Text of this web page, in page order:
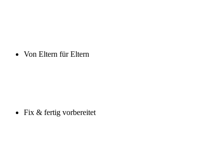
Von Eltern für Eltern
Fix & fertig vorbereitet